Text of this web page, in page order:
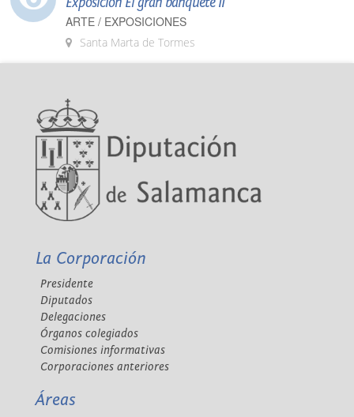
ARTE / EXPOSICIONES
Santa Marta de Tormes
La Corporación
Presidente
Diputados
Delegaciones
Órganos colegiados
Comisiones informativas
Corporaciones anteriores
Áreas